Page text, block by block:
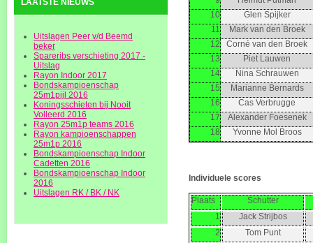
LAATSTE NIEUWS
Uitslagen Peer v/d Beemd
beker
Spareribs verschieting 2017 -
Uitslag
Rayon Indoor 2017
Bondskampioenschap
25m1pijl 2016
Koningsschieten bij Nooit
Volleerd 2016
Rayon 25m1p teams 2016
Rayon kampioenschappen
25m1p 2016
Bondskampioenschap Indoor
Cadetten 2016
Bondskampioenschap Indoor
2016
Uitslagen RK / BK / NK
10
Glen Spijker
11
Mark van den Broek
12
Corné van den Broek
13
Piet Lauwen
14
Nina Schrauwen
15
Marianne Bernards
16
Cas Verbrugge
17
Alexander Foesenek
18
Yvonne Mol Broos
Individuele scores
Plaats
Schutter
1
Jack Strijbos
2
Tom Punt